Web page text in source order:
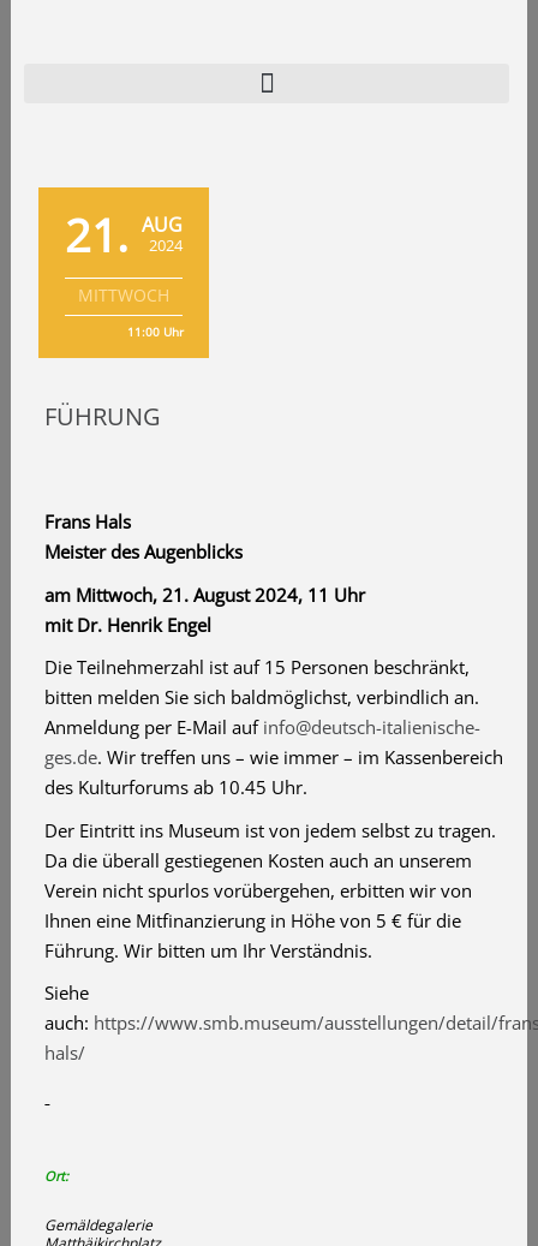
21. AUG
2024
MITTWOCH
11:00 Uhr
FÜHRUNG
Frans Hals
Meister des Augenblicks
am Mittwoch, 21. August 2024, 11 Uhr
mit Dr. Henrik Engel
Die Teilnehmerzahl ist auf 15 Personen beschränkt,
bitten melden Sie sich baldmöglichst, verbindlich an.
Anmeldung per E-Mail auf info@deutsch-italienische-
ges.de. Wir treffen uns – wie immer – im Kassenbereich
des Kulturforums ab 10.45 Uhr.
Der Eintritt ins Museum ist von jedem selbst zu tragen.
Da die überall gestiegenen Kosten auch an unserem
Verein nicht spurlos vorübergehen, erbitten wir von
Ihnen eine Mitfinanzierung in Höhe von 5 € für die
Führung. Wir bitten um Ihr Verständnis.
Siehe
auch: https://www.smb.museum/ausstellungen/detail/
hals/
Ort:
Gemäldegalerie